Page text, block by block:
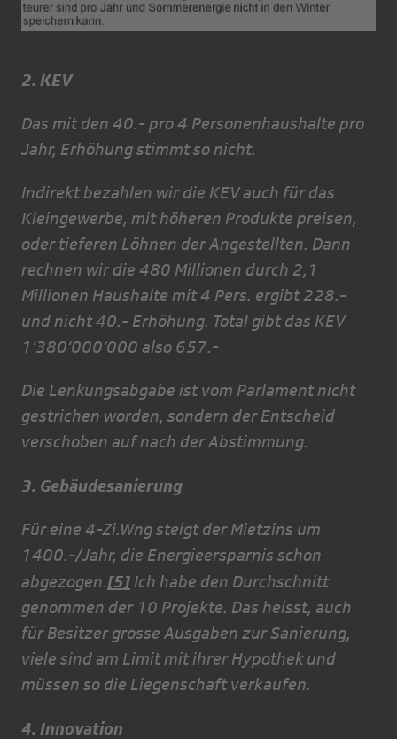
2. KEV
Das mit den 40.- pro 4 Personenhaushalte pro
Jahr, Erhöhung stimmt so nicht.
Indirekt bezahlen wir die KEV auch für das
Kleingewerbe, mit höheren Produkte preisen,
oder tieferen Löhnen der Angestellten. Dann
rechnen wir die 480 Millionen durch 2,1
Millionen Haushalte mit 4 Pers. ergibt 228.-
und nicht 40.- Erhöhung. Total gibt das KEV
1‘380‘000‘000 also 657.-
Die Lenkungsabgabe ist vom Parlament nicht
gestrichen worden, sondern der Entscheid
verschoben auf nach der Abstimmung.
3. Gebäudesanierung
Für eine 4-Zi.Wng steigt der Mietzins um
1400.-/Jahr, die Energieersparnis schon
abgezogen.[5] Ich habe den Durchschnitt
genommen der 10 Projekte. Das heisst, auch
für Besitzer grosse Ausgaben zur Sanierung,
viele sind am Limit mit ihrer Hypothek und
müssen so die Liegenschaft verkaufen.
4. Innovation